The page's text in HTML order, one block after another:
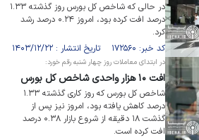
در حالی که شاخص کل بورس روز گذشته ۱.۳۳
درصد افت کرده بود، امروز ۰.۲۴ درصد رشد
کرد.
کد خبر: ۱۷۲۵۶۰ تاریخ انتشار : ۱۴۰۳/۱۲/۲۲
در ابتدای معاملات روز چهار شنبه رقم خورد:
افت ۱۰ هزار واحدی شاخص کل بورس
شاخص کل بورس که روز کاری گذشته ۱.۳۳
درصد کاهش یافته بود، امروز نیز پس از
گذشت ۱۸ دقیقه از شروع بازار ۰.۳۸ درصد
افت کرده است.